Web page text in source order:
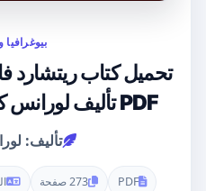
تحميل كتاب ريتشارد
PDF تأليف لورانس كروس مجانا [كامل]
تأليف:
PDF 273 صفحة